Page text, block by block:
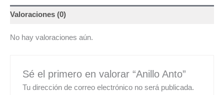
Valoraciones (0)
No hay valoraciones aún.
Sé el primero en valorar “Anillo Anto”
Tu dirección de correo electrónico no será publicada.